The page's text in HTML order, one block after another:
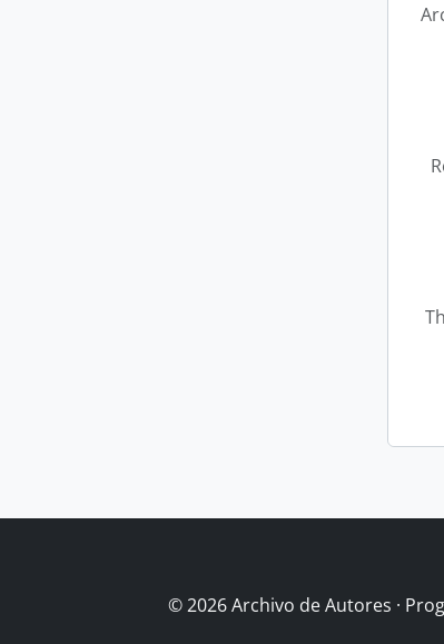
© 2026 Archivo de Autores ·